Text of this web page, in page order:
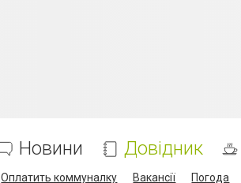
Новини Довідник
Оплатить коммуналку Вакансії Погода